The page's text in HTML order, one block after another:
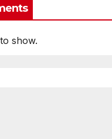
show.